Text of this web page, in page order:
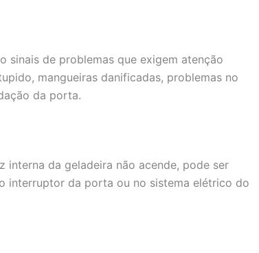
sinais de problemas que exigem atenção
mangueiras danificadas, problemas no
da porta.
interna da geladeira não acende, pode ser
interruptor da porta ou no sistema elétrico do